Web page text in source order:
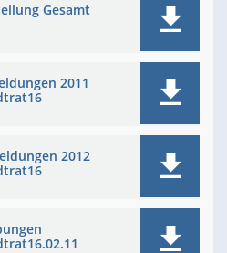
Gesamt
2011
2012